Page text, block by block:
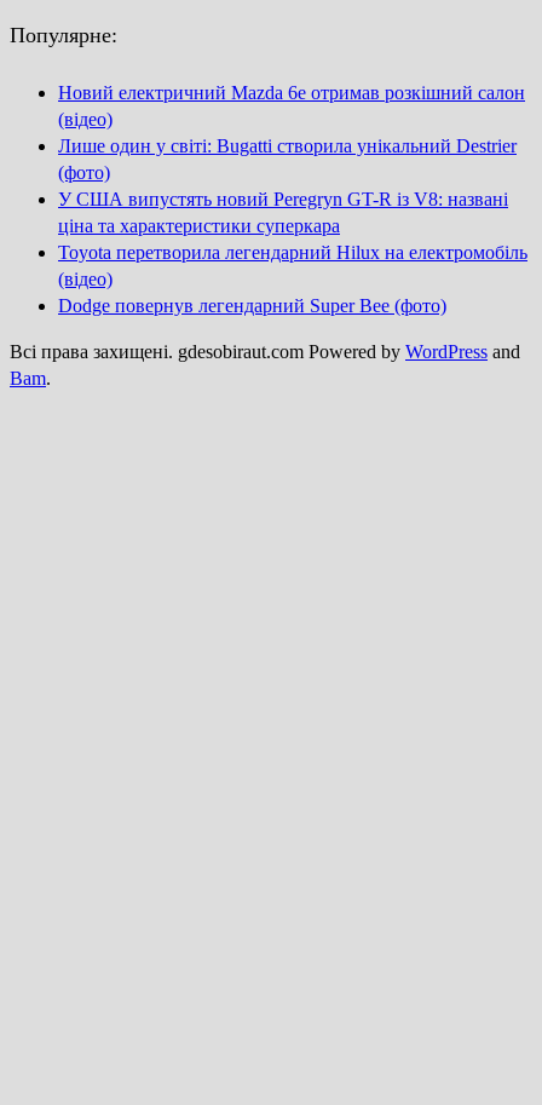
Популярне:
Новий електричний Mazda 6e отримав розкішний салон
(відео)
Лише один у світі: Bugatti створила унікальний Destrier
(фото)
У США випустять новий Peregryn GT-R із V8: названі
ціна та характеристики суперкара
Toyota перетворила легендарний Hilux на електромобіль
(відео)
Dodge повернув легендарний Super Bee (фото)
Всі права захищені. gdesobiraut.com Powered by WordPress and
Bam.